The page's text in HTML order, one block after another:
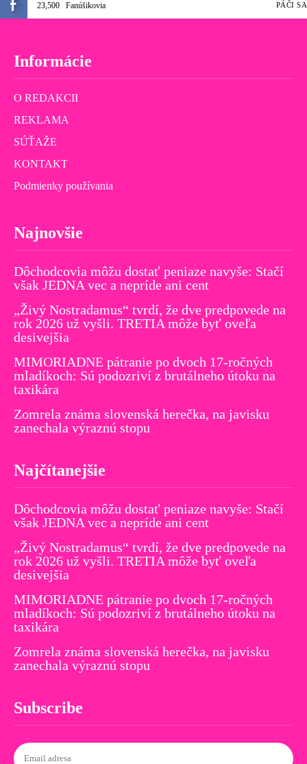
23,500 Fanúšikovia PÁČI SA
Informácie
O REDAKCII
REKLAMA
SÚŤAŽE
KONTAKT
Podmienky používania
Najnovšie
Dôchodcovia môžu dostať peniaze navyše: Stačí
však JEDNA vec a nepríde ani cent
„Živý Nostradamus“ tvrdí, že dve predpovede na
rok 2026 už vyšli. TRETIA môže byť oveľa
desivejšia
MIMORIADNE pátranie po dvoch 17-ročných
mladíkoch: Sú podozriví z brutálneho útoku na
taxikára
Zomrela známa slovenská herečka, na javisku
zanechala výraznú stopu
Najčítanejšie
Dôchodcovia môžu dostať peniaze navyše: Stačí
však JEDNA vec a nepríde ani cent
„Živý Nostradamus“ tvrdí, že dve predpovede na
rok 2026 už vyšli. TRETIA môže byť oveľa
desivejšia
MIMORIADNE pátranie po dvoch 17-ročných
mladíkoch: Sú podozriví z brutálneho útoku na
taxikára
Zomrela známa slovenská herečka, na javisku
zanechala výraznú stopu
Subscribe